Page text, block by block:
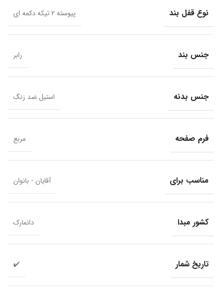
نوع قفل بند پیوسته ۲ تیکه دکمه ای
جنس بند رابر
جنس بدنه استیل ضد زنگ
فرم صفحه مربع
مناسب برای آقایان - بانوان
کشور مبدا دانمارک
تاریخ شمار ✔️